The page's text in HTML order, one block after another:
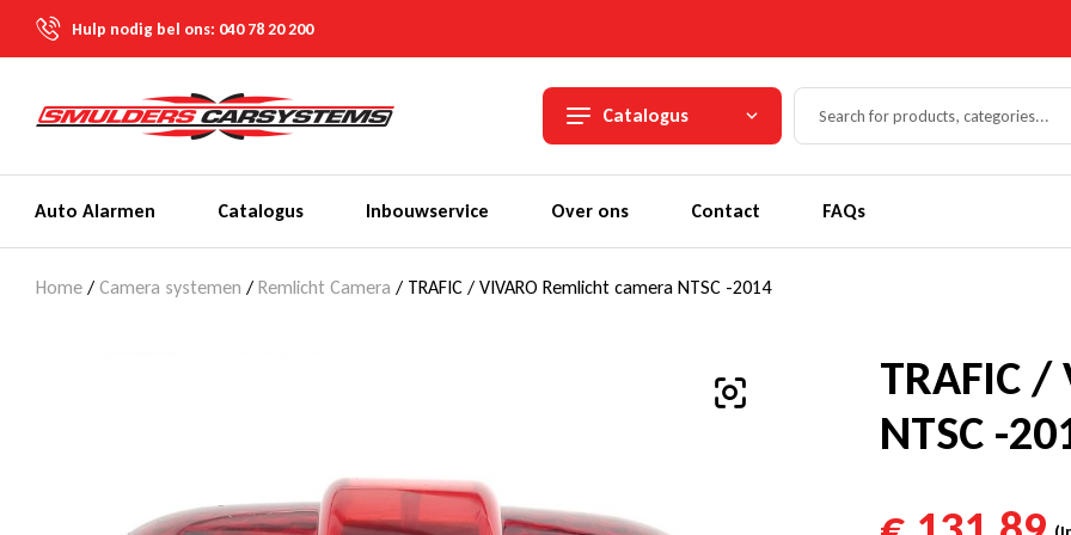
Hulp nodig bel ons: 040 78 20 200
Catalogus
Auto Alarmen Catalogus Inbouwservice Over ons Contact FAQs
Home / Camera systemen / Remlicht Camera / TRAFIC / VIVARO Remlicht camera NTSC -2014
TRAFIC /
NTSC -